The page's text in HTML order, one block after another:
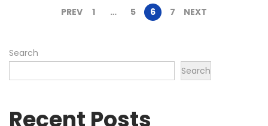
o
s
t
PREV 1 … 5 6 7 NEXT
Search
Search
Recent Posts